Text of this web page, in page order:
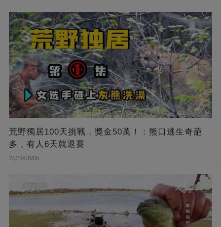
荒野獨居100天挑戰，獎金50萬！：熊口逃生奇葩
多，有人6天就退賽
2023/08/05